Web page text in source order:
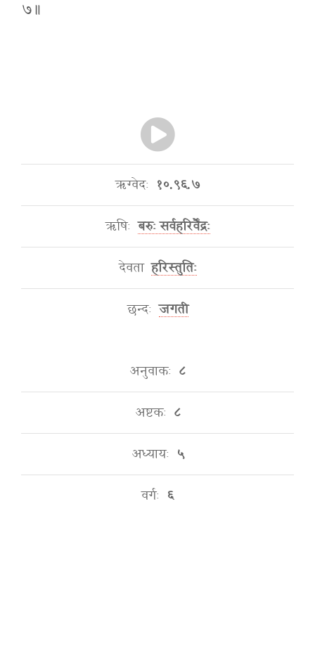
७॥
ऋग्वेदः १०.९६.७
ऋषिः बरुः सर्वहरिर्वैंद्रः
देवता हरिस्तुतिः
छन्दः जगती
अनुवाकः ८
अष्टकः ८
अध्यायः ५
वर्गः ६